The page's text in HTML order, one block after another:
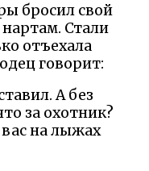
бросил свой
Стали
отъехала
говорит:
А без
за охотник?
на лыжах